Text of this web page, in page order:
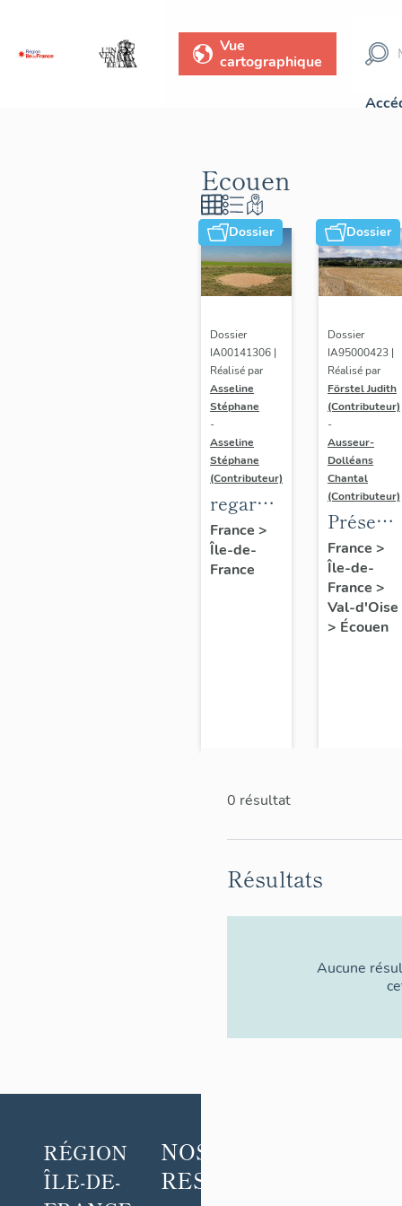
Vue
cartographique
Ecouen
Dossier
Dossier
IA00141306 |
Réalisé par
Asseline
Stéphane
-
Asseline
Stéphane
(Contributeur)
regard
photographique
sur les
paysages
France >
Île-de-
France
Dossier
Dossier
IA95000423 |
Réalisé par
Förstel Judith
(Contributeur)
-
Ausseur-
Dolléans
Chantal
(Contributeur)
de
l'étude
France >
Île-de-
France >
Val-d'Oise
> Écouen
0 résultat
Résultats
Aucune
RÉGION
ÎLE-DE-
NOS
RESSOURCES